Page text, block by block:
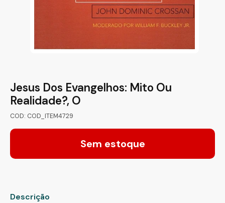
Jesus Dos Evangelhos: Mito Ou
Realidade?, O
COD: COD_ITEM4729
Sem estoque
Descrição